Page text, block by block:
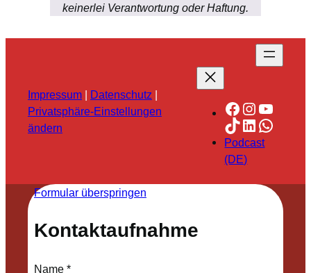
keinerlei Verantwortung oder Haftung.
Impressum | Datenschutz |
Privatsphäre-Einstellungen
ändern
Facebook
TikTok
LinkedIn
Podcast
(DE)
Formular überspringen
Kontaktaufnahme
Name*